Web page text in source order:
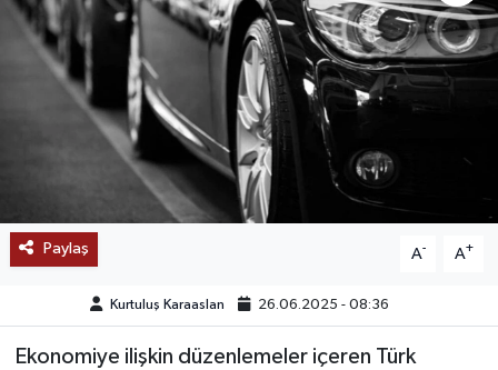
Paylaş A- A+
Kurtuluş Karaaslan 26.06.2025 - 08:36
Ekonomiye ilişkin düzenlemeler içeren Türk
EĞİTİM
BÖLGE
KEŞFET
POPÜLER
DÜNYA
TREND
MEDYA